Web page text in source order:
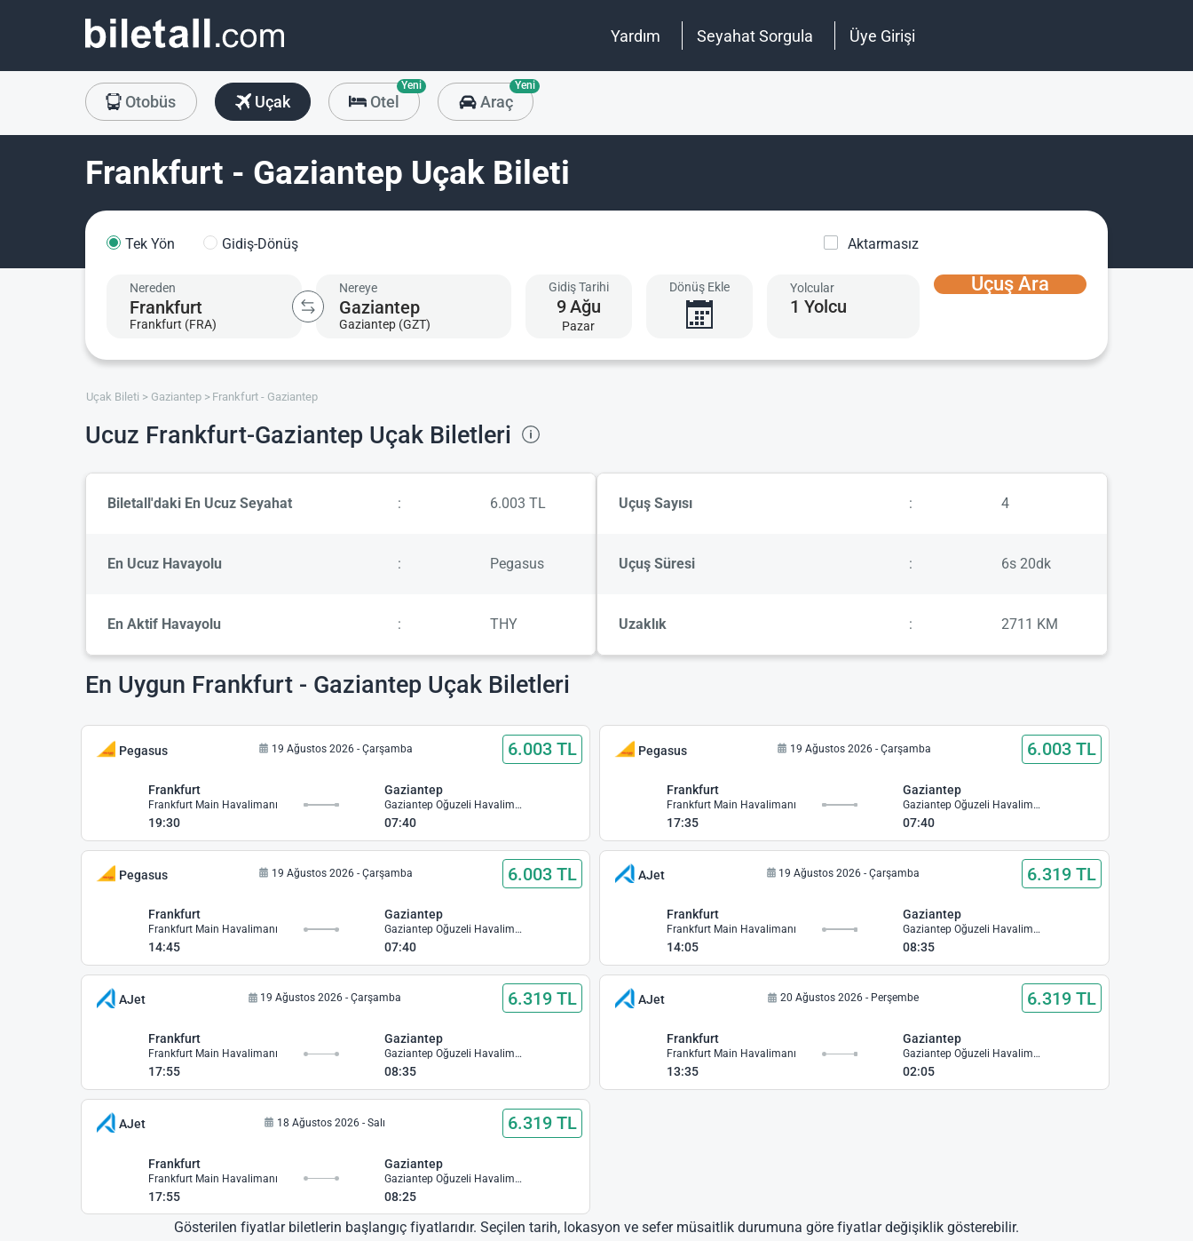
Yardım Seyahat Sorgula Üye Girişi
Otobüs Uçak Otel
Yeni
Araç
Yeni
Frankfurt - Gaziantep Uçak Bileti
Tek Yön Gidiş-Dönüş Aktarmasız
Nereden
Frankfurt (FRA)
Nereye
Gaziantep (GZT)
Gidiş Tarihi
9Ağu
Pazar
Dönüş Ekle Yolcular
1 Yolcu
Uçuş Ara
Uçak Bileti Gaziantep Frankfurt - Gaziantep
Ucuz Frankfurt-Gaziantep Uçak Biletleri
Biletall'daki En Ucuz Seyahat : 6.003 TL
En Ucuz Havayolu : Pegasus
En Aktif Havayolu : THY
Uçuş Sayısı : 4
Uçuş Süresi : 6s 20dk
Uzaklık : 2711 KM
En Uygun Frankfurt - Gaziantep Uçak Biletleri
Pegasus 19 Ağustos 2026 - Çarşamba 6.003 TL
Frankfurt
Frankfurt Main Havalimanı
19:30
Gaziantep
Gaziantep Oğuzeli Havalimanı
07:40
Pegasus 19 Ağustos 2026 - Çarşamba 6.003 TL
Frankfurt
Frankfurt Main Havalimanı
17:35
Gaziantep
Gaziantep Oğuzeli Havalimanı
07:40
Pegasus 19 Ağustos 2026 - Çarşamba 6.003 TL
Frankfurt
Frankfurt Main Havalimanı
14:45
Gaziantep
Gaziantep Oğuzeli Havalimanı
07:40
AJet 19 Ağustos 2026 - Çarşamba 6.319 TL
Frankfurt
Frankfurt Main Havalimanı
14:05
Gaziantep
Gaziantep Oğuzeli Havalimanı
08:35
AJet 19 Ağustos 2026 - Çarşamba 6.319 TL
Frankfurt
Frankfurt Main Havalimanı
17:55
Gaziantep
Gaziantep Oğuzeli Havalimanı
08:35
AJet 20 Ağustos 2026 - Perşembe 6.319 TL
Frankfurt
Frankfurt Main Havalimanı
13:35
Gaziantep
Gaziantep Oğuzeli Havalimanı
02:05
AJet 18 Ağustos 2026 - Salı 6.319 TL
Frankfurt
Frankfurt Main Havalimanı
17:55
Gaziantep
Gaziantep Oğuzeli Havalimanı
08:25
Gösterilen fiyatlar biletlerin başlangıç fiyatlarıdır. Seçilen tarih, lokasyon ve sefer müsaitlik durumuna göre fiyatlar değişiklik gösterebilir.